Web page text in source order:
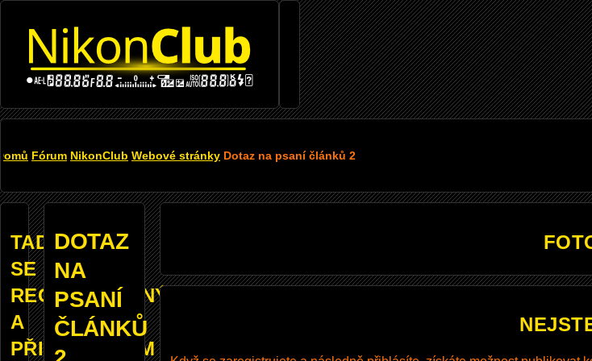
hlavnímu
obsahu
DROBEČKOVÁ
Fórum NikonClub Webové stránky Dotaz na psaní článků 2
TADY
SE
REGISTROVANÝM
A
PŘIHLÁŠENÝM
DOTAZ
NA
PSANÍ
ČLÁNKŮ